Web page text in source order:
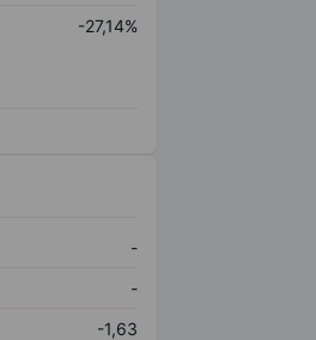
-27,14%
-
-
-1,63